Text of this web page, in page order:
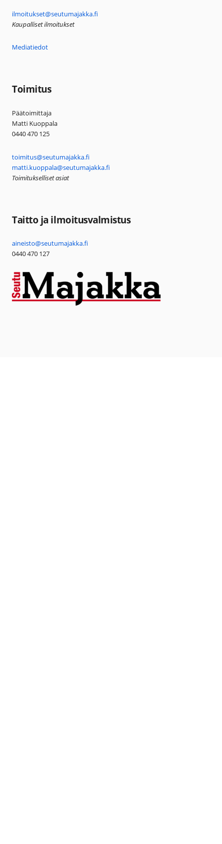
ilmoitukset@seutumajakka.fi
Kaupalliset ilmoitukset
Mediatiedot
Toimitus
Päätoimittaja
Matti Kuoppala
0440 470 125
toimitus@seutumajakka.fi
matti.kuoppala@seutumajakka.fi
Toimitukselliset asiat
Taitto ja ilmoitusvalmistus
aineisto@seutumajakka.fi
0440 470 127